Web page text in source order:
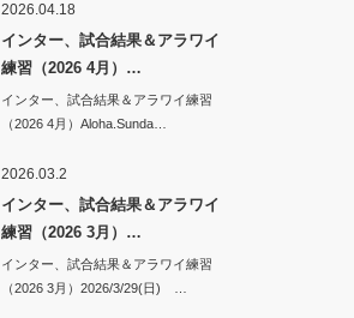
2026.04.18
インター、試合結果＆アラワイ
練習（2026 4月）…
インター、試合結果＆アラワイ練習
（2026 4月）Aloha.Sunda…
2026.03.2
インター、試合結果＆アラワイ
練習（2026 3月）…
インター、試合結果＆アラワイ練習
（2026 3月）2026/3/29(日) …